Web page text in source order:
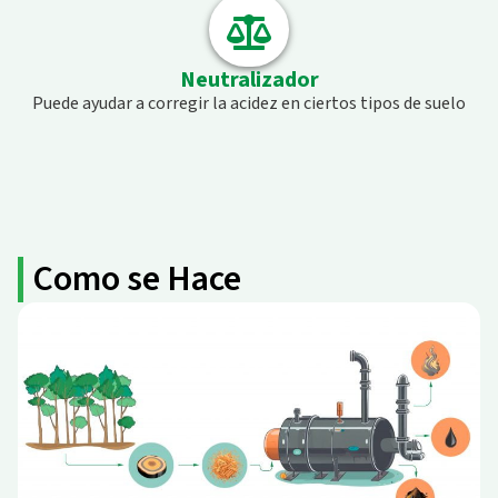
Neutralizador
Puede ayudar a corregir la acidez en ciertos tipos de suelo
Como se Hace